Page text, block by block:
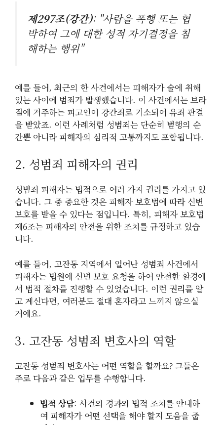
제297조(강간): "사람을 폭행 또는 협
박하여 그에 대한 성적 자기결정을 침
해하는 행위"
예를 들어, 최근의 한 사건에서는 피해자가 술에 취해
있는 사이에 범죄가 발생했습니다. 이 사건에서는 브라
질에 거주하는 피고인이 강간죄로 기소되어 유죄 판결
을 받았죠. 이런 사례처럼 성범죄는 단순히 범행의 순
간뿐 아니라 피해자의 심리적 고통까지도 포함됩니다.
2. 성범죄 피해자의 권리
성범죄 피해자는 법적으로 여러 가지 권리를 가지고 있
습니다. 그 중 중요한 것은 피해자 보호법에 따라 신변
보호를 받을 수 있다는 점입니다. 특히, 피해자 보호법
제6조는 피해자의 안전을 위한 조치를 규정하고 있습
니다.
예를 들어, 고잔동 지역에서 일어난 성범죄 사건에서
피해자는 법원에 신변 보호 요청을 하여 안전한 환경에
서 법적 절차를 진행할 수 있었습니다. 이런 권리를 알
고 계신다면, 여러분도 절대 혼자라고 느끼지 않으실
거예요.
3. 고잔동 성범죄 변호사의 역할
고잔동 성범죄 변호사는 어떤 역할을 할까요? 그들은
주로 다음과 같은 업무를 수행합니다.
법적 상담: 사건의 경과와 법적 조치를 안내하
여 피해자가 어떤 선택을 해야 할지 도움을 줍